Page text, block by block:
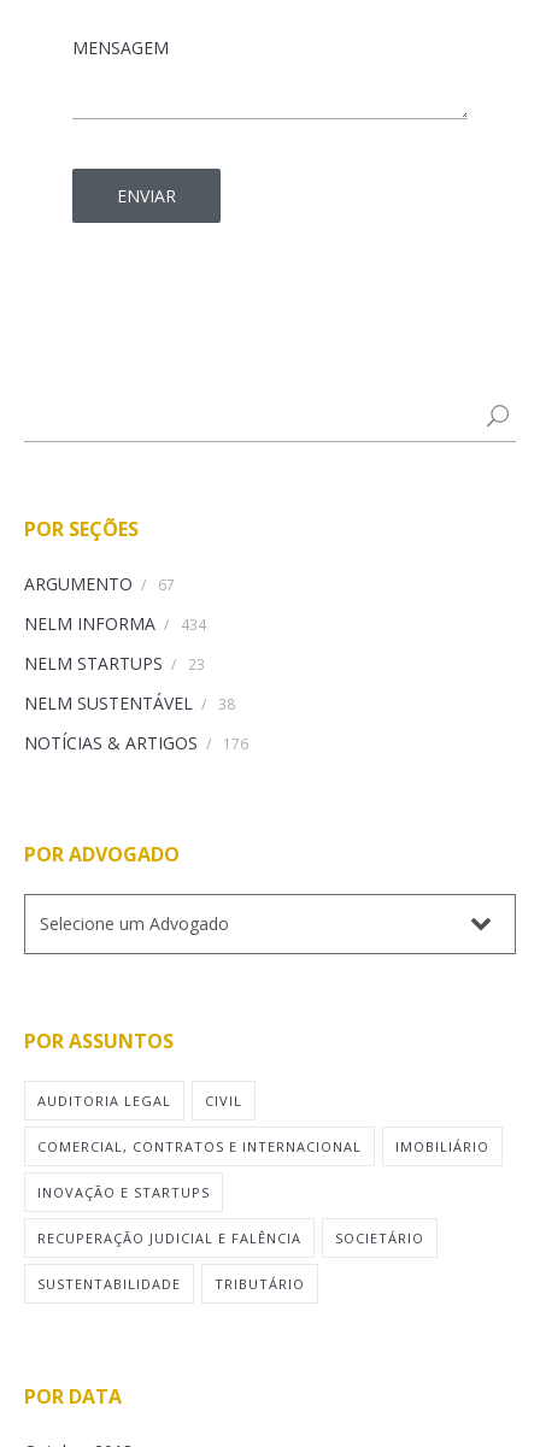
POR SEÇÕES
ARGUMENTO / 67
NELM INFORMA / 434
NELM STARTUPS / 23
NELM SUSTENTÁVEL / 38
NOTÍCIAS & ARTIGOS / 176
POR ADVOGADO
POR ASSUNTOS
AUDITORIA LEGAL CIVIL
COMERCIAL, CONTRATOS E INTERNACIONAL IMOBILIÁRIO
INOVAÇÃO E STARTUPS
RECUPERAÇÃO JUDICIAL E FALÊNCIA SOCIETÁRIO
SUSTENTABILIDADE TRIBUTÁRIO
POR DATA